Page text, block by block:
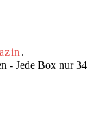
.
- Jede Box nur